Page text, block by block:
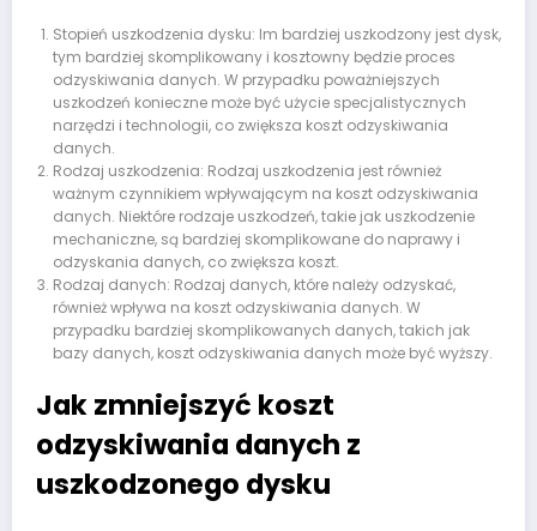
Stopień uszkodzenia dysku: Im bardziej uszkodzony jest dysk,
tym bardziej skomplikowany i kosztowny będzie proces
odzyskiwania danych. W przypadku poważniejszych
uszkodzeń konieczne może być użycie specjalistycznych
narzędzi i technologii, co zwiększa koszt odzyskiwania
danych.
Rodzaj uszkodzenia: Rodzaj uszkodzenia jest również
ważnym czynnikiem wpływającym na koszt odzyskiwania
danych. Niektóre rodzaje uszkodzeń, takie jak uszkodzenie
mechaniczne, są bardziej skomplikowane do naprawy i
odzyskania danych, co zwiększa koszt.
Rodzaj danych: Rodzaj danych, które należy odzyskać,
również wpływa na koszt odzyskiwania danych. W
przypadku bardziej skomplikowanych danych, takich jak
bazy danych, koszt odzyskiwania danych może być wyższy.
Jak zmniejszyć koszt
odzyskiwania danych z
uszkodzonego dysku